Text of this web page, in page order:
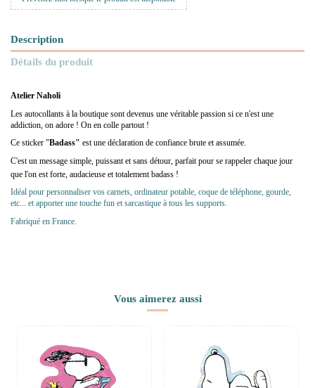
Description
Détails du produit
Atelier Naholi
Les autocollants à la boutique sont devenus une véritable passion si ce n'est une
addiction, on adore ! On en colle partout !
Ce sticker "Badass" est une déclaration de confiance brute et assumée.
C'est un message simple, puissant et sans détour, parfait pour se rappeler chaque jour
que l'on est forte, audacieuse et totalement badass !
Idéal pour personnaliser vos carnets, ordinateur potable, coque de téléphone, gourde,
etc... et apporter une touche fun et sarcastique à tous les supports.
Fabriqué en France.
Vous aimerez aussi